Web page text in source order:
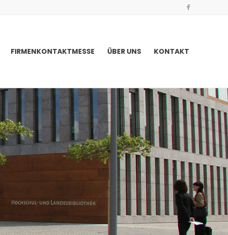
FIRMENKONTAKTMESSE ÜBER UNS KONTAKT